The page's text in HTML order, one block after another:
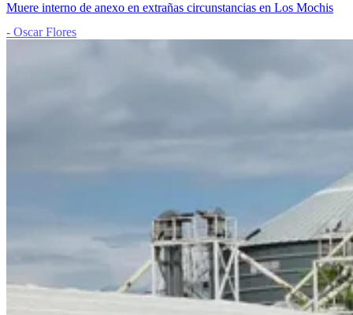
Muere interno de anexo en extrañas circunstancias en Los Mochis
- Oscar Flores